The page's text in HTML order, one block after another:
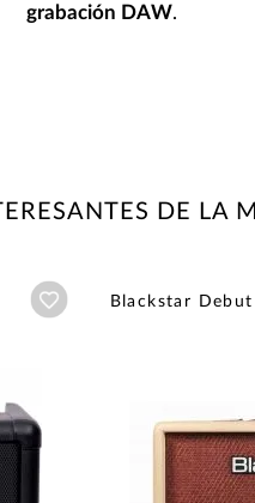
grabación DAW.
DE LA
Añadir a wishlist
Blackstar Debut